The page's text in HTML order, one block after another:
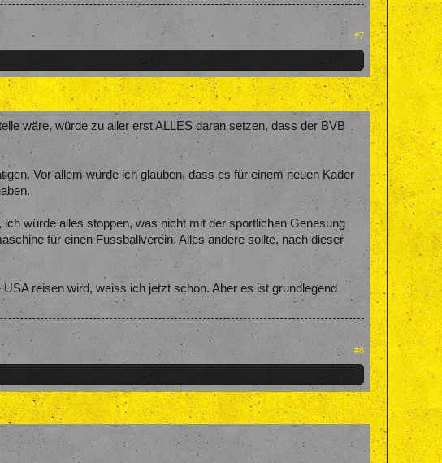
#7
wäre, würde zu aller erst ALLES daran setzen, dass der BVB
Vor allem würde ich glauben, dass es für einem neuen Kader
würde alles stoppen, was nicht mit der sportlichen Genesung
für einen Fussballverein. Alles andere sollte, nach dieser
reisen wird, weiss ich jetzt schon. Aber es ist grundlegend
#8